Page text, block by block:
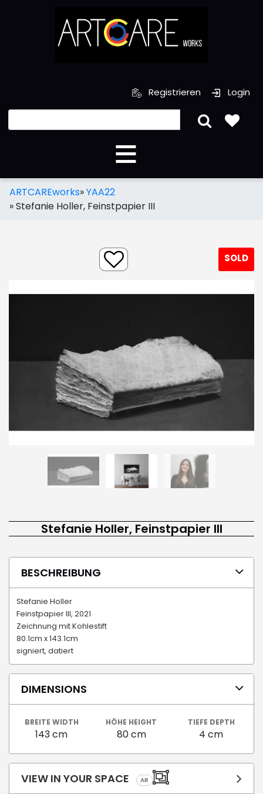
Registrieren Login
ARTCAREworks»YAA22
»Stefanie Holler, Feinstpapier III
SOLD
Stefanie Holler, Feinstpapier III
BESCHREIBUNG
Stefanie Holler
Feinstpapier III, 2021
Zeichnung mit Kohlestift
80.1cm x 143.1cm
signiert, datiert
DIMENSIONS
BREITE WIDTH
143 cm
HÖHE HEIGHT
80 cm
TIEFE DEPTH
4 cm
VIEW IN YOUR SPACE AR